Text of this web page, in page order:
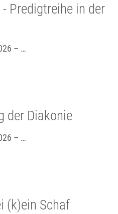
- Predigtreihe in der
– …
der Diakonie
– …
(k)ein Schaf